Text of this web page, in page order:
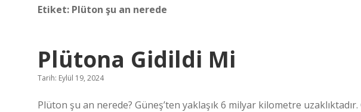
Etiket: Plüton şu an nerede
Plütona Gidildi Mi
Tarih: Eylül 19, 2024
Plüton şu an nerede? Güneş’ten yaklaşık 6 milyar kilometre